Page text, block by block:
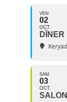
VEN
02
OCT.
SAM
03
OCT.